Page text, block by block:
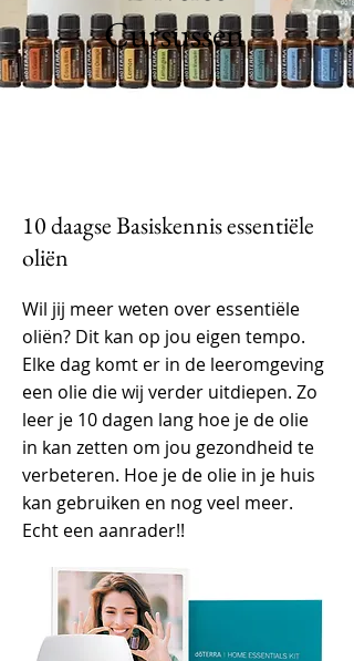
Cursussen
10 daagse Basiskennis essentiële
oliën
Wil jij meer weten over essentiële
oliën? Dit kan op jou eigen tempo.
Elke dag komt er in de leeromgeving
een olie die wij verder uitdiepen. Zo
leer je 10 dagen lang hoe je de olie
in kan zetten om jou gezondheid te
verbeteren. Hoe je de olie in je huis
kan gebruiken en nog veel meer.
Echt een aanrader!!